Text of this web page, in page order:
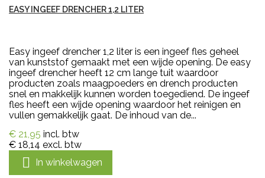
EASY INGEEF DRENCHER 1,2 LITER
Easy ingeef drencher 1,2 liter is een ingeef fles geheel
van kunststof gemaakt met een wijde opening. De easy
ingeef drencher heeft 12 cm lange tuit waardoor
producten zoals maagpoeders en drench producten
snel en makkelijk kunnen worden toegediend. De ingeef
fles heeft een wijde opening waardoor het reinigen en
vullen gemakkelijk gaat. De inhoud van de...
€ 21,95 incl. btw
€ 18,14 excl. btw
 In winkelwagen